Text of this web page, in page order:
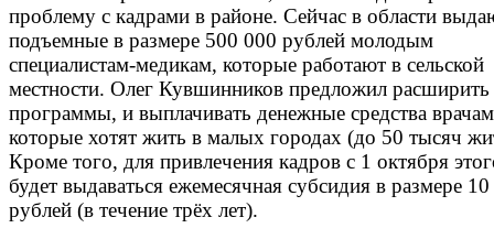
проблему с кадрами в районе. Сейчас в области
подъемные в размере 500 000 рублей молодым
специалистам-медикам, которые работают в сельской
местности. Олег Кувшинников предложил
программы, и выплачивать денежные средства
которые хотят жить в малых городах (до 50 тысяч
Кроме того, для привлечения кадров с 1 октября
будет выдаваться ежемесячная субсидия в размере
рублей (в течение трёх лет).